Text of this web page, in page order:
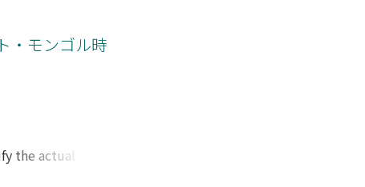
such as tax
to study the
government,
century, in
and engaged in
often at
were an
in Rumeli
17th century,
・モンゴル時
the actual
those of the